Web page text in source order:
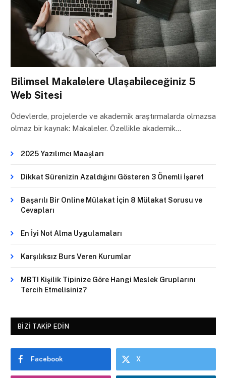
Bilimsel Makalelere Ulaşabileceğiniz 5
Web Sitesi
Ödevlerde, projelerde ve akademik araştırmalarda olmazsa
olmaz bir kaynak: Makaleler. Özellikle akademik…
2025 Yazılımcı Maaşları
Dikkat Sürenizin Azaldığını Gösteren 3 Önemli İşaret
Başarılı Bir Online Mülakat İçin 8 Mülakat Sorusu ve
Cevapları
En İyi Not Alma Uygulamaları
Karşılıksız Burs Veren Kurumlar
MBTI Kişilik Tipinize Göre Hangi Meslek Gruplarını
Tercih Etmelisiniz?
BIZI TAKIP EDIN
Facebook X